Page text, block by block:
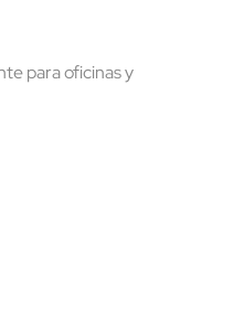
para oficinas y